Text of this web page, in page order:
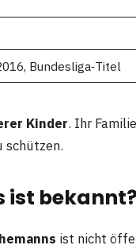
Bundesliga‑Titel
Kinder. Ihr
schützen.
ist bekannt?
ist nicht